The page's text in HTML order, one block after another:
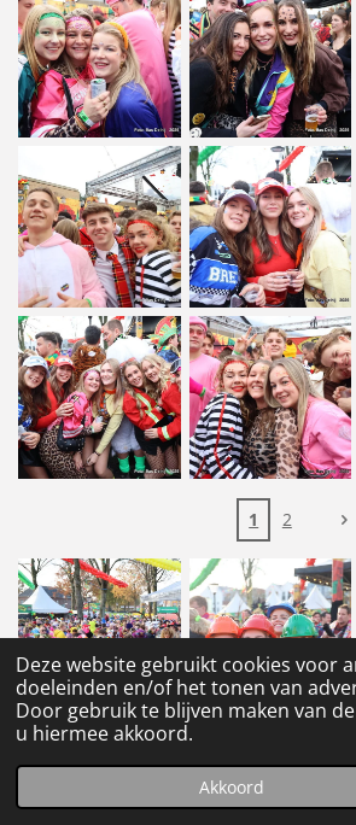
Deze website gebruikt cookies voor
doeleinden en/of het tonen van
Door gebruik te blijven maken van
u hiermee akkoord.
Akkoord
1 2